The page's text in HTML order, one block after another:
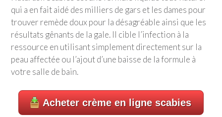
qui a en fait aidé des milliers de gars et les dames pour
trouver remède doux pour la désagréable ainsi que les
résultats gênants de la gale. Il cible l’infection à la
ressource en utilisant simplement directement sur la
peau affectée ou l’ajout d’une baisse de la formule à
votre salle de bain.
Acheter crème en ligne scabies